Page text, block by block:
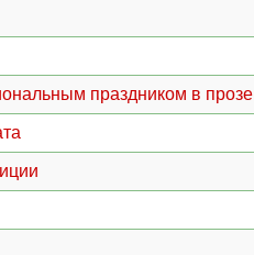
праздником в прозе